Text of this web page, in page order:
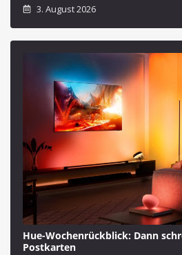
3. August 2026
Hue-Wochenrückblick: Dann
Postkarten